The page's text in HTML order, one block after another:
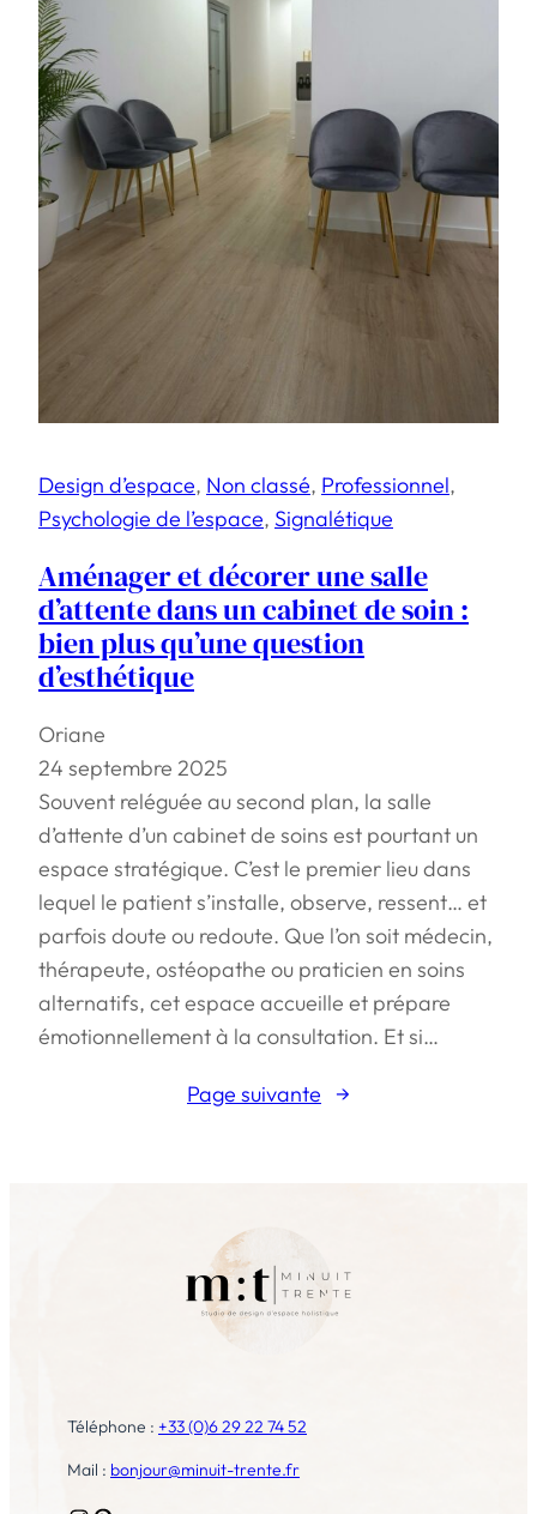
Design d’espace, Non classé, Professionnel
Psychologie de l’espace, Signalétique
Aménager et décorer une salle
d’attente dans un cabinet de soin :
bien plus qu’une question
d’esthétique
Oriane
24 septembre 2025
Souvent reléguée au second plan, la salle
d’attente d’un cabinet de soins est pourtant un
espace stratégique. C’est le premier lieu dans
lequel le patient s’installe, observe, ressent… et
parfois doute ou redoute. Que l’on soit médecin,
thérapeute, ostéopathe ou praticien en soins
alternatifs, cet espace accueille et prépare
émotionnellement à la consultation. Et si…
Page suivante →
Téléphone : +33 (0)6 29 22 74 52
Mail : bonjour@minuit-trente.fr